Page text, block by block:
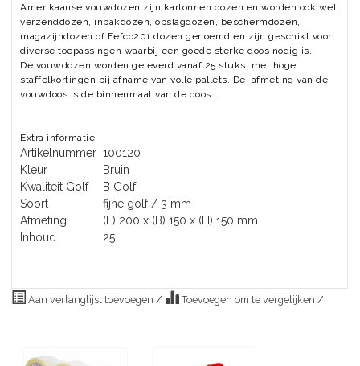
Amerikaanse vouwdozen zijn kartonnen dozen en worden ook wel
verzenddozen, inpakdozen, opslagdozen, beschermdozen,
magazijndozen of Fefco201 dozen genoemd en zijn geschikt voor
diverse toepassingen waarbij een goede sterke doos nodig is.
De vouwdozen worden geleverd vanaf 25 stuks, met hoge
staffelkortingen bij afname van volle pallets. De afmeting van de
vouwdoos is de binnenmaat van de doos.
Extra informatie:
Artikelnummer 100120
Kleur
Bruin
Kwaliteit Golf
B Golf
Soort
fijne golf / 3 mm
Afmeting
(L) 200 x (B) 150 x (H) 150 mm
Inhoud
25
Aan verlanglijst toevoegen / Toevoegen om te vergelijken /